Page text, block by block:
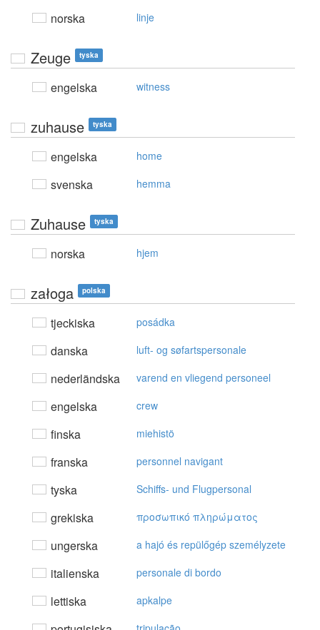
norska linje
Zeuge tyska
engelska witness
zuhause tyska
engelska home
svenska hemma
Zuhause tyska
norska hjem
załoga polska
tjeckiska posádka
danska luft- og søfartspersonale
nederländska varend en vliegend personeel
engelska crew
finska miehistö
franska personnel navigant
tyska Schiffs- und Flugpersonal
grekiska πρoσωπικό πληρώματoς
ungerska a hajó és repülőgép személyzete
italienska personale di bordo
lettiska apkalpe